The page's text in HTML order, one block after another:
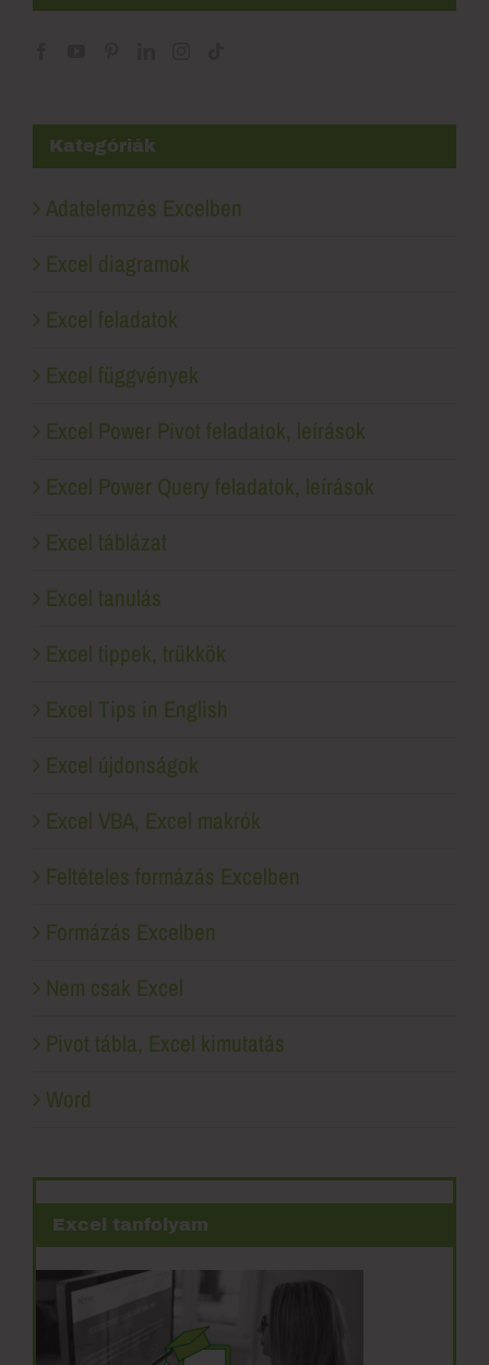
Kategóriák
Adatelemzés Excelben
Excel diagramok
Excel feladatok
Excel függvények
Excel Power Pivot feladatok, leírások
Excel Power Query feladatok, leírások
Excel táblázat
Excel tanulás
Excel tippek, trükkök
Excel Tips in English
Excel újdonságok
Excel VBA, Excel makrók
Feltételes formázás Excelben
Formázás Excelben
Nem csak Excel
Pivot tábla, Excel kimutatás
Word